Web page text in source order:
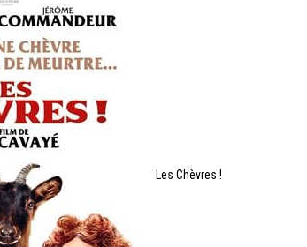
Les Chèvres !